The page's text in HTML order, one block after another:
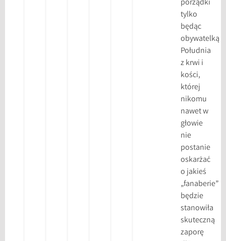
porządki
tylko
będąc
obywatelką
Południa
z krwi i
kości,
której
nikomu
nawet w
głowie
nie
postanie
oskarżać
o jakieś
„fanaberie”
będzie
stanowiła
skuteczną
zaporę